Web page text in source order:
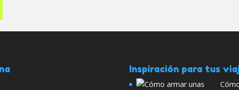
Inspiración para tus